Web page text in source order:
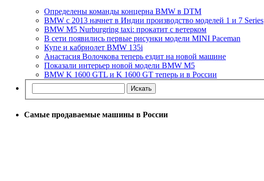
Определены команды концерна BMW в DTM
BMW с 2013 начнет в Индии производство моделей 1 и 7 Series
BMW M5 Nurburgring taxi: прокатит с ветерком
В сети появились первые рисунки модели MINI Paceman
Купе и кабриолет BMW 135i
Анастасия Волочкова теперь ездит на новой машине
Показали интерьер новой модели BMW M5
BMW K 1600 GTL и K 1600 GT теперь и в России
Самые продаваемые машины в России